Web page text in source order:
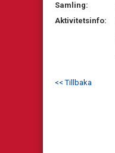
Samling:
Aktivitetsinfo:
<< Tillbaka